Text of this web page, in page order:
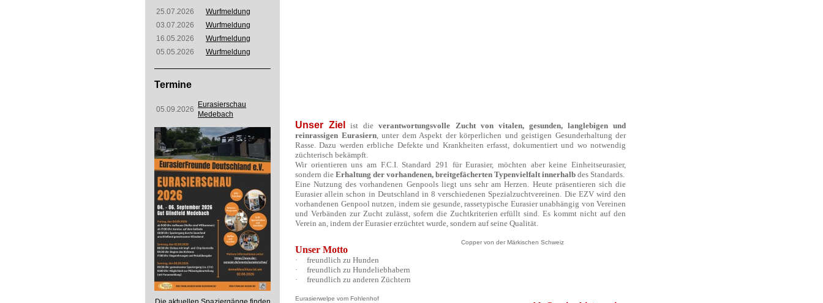
25.07.2026
Wurfmeldung
03.07.2026
Wurfmeldung
16.05.2026
Wurfmeldung
05.05.2026
Wurfmeldung
Termine
05.09.2026
Eurasierschau
Medebach
Unser Ziel ist dieverantwortungsvolle Zucht von vitalen, gesunden, langlebigen und
reinrassigen Eurasiern, unter dem Aspekt der körperlichen und geistigen Gesunderhaltung der
Rasse. Dazu werden erbliche Defekte und Krankheiten erfasst, dokumentiert und wo notwendig
züchterisch bekämpft.
Wir orientieren uns am F.C.I. Standard 291 für Eurasier, möchten aber keine Einheitseurasier,
sondern die Erhaltung der vorhandenen, breitgefächerten Typenvielfalt innerhalb des Standards.
Eine Nutzung des vorhandenen Genpools liegt uns sehr am Herzen. Heute präsentieren sich die
Eurasier allein schon in Deutschland in 8 verschiedenen Spezialzuchtvereinen. Die EZV wird den
vorhandenen Genpool nutzen, indem sie gesunde, rassetypische Eurasier unabhängig von Vereinen
und Verbänden zur Zucht zulässt, sofern die Zuchtkriterien erfüllt sind. Es kommt nicht auf den
Verein an, indem der Eurasier erzüchtet wurde, sondern auf seine Qualität.
Copper von der Märkischen Schweiz
Unser Motto
·
freundlich zu Hunden
·
freundlich zu Hundeliebhabern
·
freundlich zu anderen Züchtern
Eurasierwelpe vom Fohlenhof